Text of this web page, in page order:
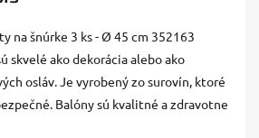
na šnúrke 3 ks - Ø 45 cm 352163
skvelé ako dekorácia alebo ako
osláv. Je vyrobený zo surovín, ktoré
Balóny sú kvalitné a zdravotne